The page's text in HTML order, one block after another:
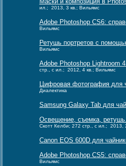
ил.; 2013, 3 кв.; Вильямс
Adobe Photoshop CS6:
Вильямс
Ретушь портретов с
Вильямс
Adobe Photoshop Lightroom
стр., с ил.; 2012, 4 кв.; Вильямс
Цифровая фотография для
Диалектика
Samsung Galaxy Tab для
Освещение, съемка,
Скотт Келби; 272 стр., с ил.; 2013,
Canon EOS 600D для
Adobe Photoshop CS5:
Вильямс